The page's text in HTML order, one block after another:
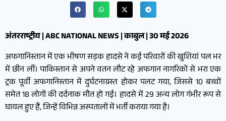
अंतरराष्ट्रीय | ABC NATIONAL NEWS | काबुल | 30 मई 2026
अफगानिस्तान में एक भीषण सड़क हादसे ने कई परिवारों की खुशियां पल भर
में छीन लीं। पाकिस्तान से अपने वतन लौट रहे अफगान नागरिकों से भरा एक
ट्रक पूर्वी अफगानिस्तान में दुर्घटनाग्रस्त होकर पलट गया, जिससे 10 बच्चों
समेत 18 लोगों की दर्दनाक मौत हो गई। हादसे में 29 अन्य लोग गंभीर रूप से
घायल हुए हैं, जिन्हें विभिन्न अस्पतालों में भर्ती कराया गया है।